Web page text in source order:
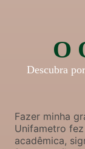
O
Descubra
Fazer minha
Unifametro
acadêmica,